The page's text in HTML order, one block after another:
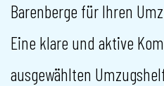
Barenberge für Ihren
Eine klare und aktive
ausgewählten